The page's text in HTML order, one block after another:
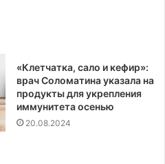
«Клетчатка, сало и кефир»:
врач Соломатина указала на
продукты для укрепления
иммунитета осенью
20.08.2024